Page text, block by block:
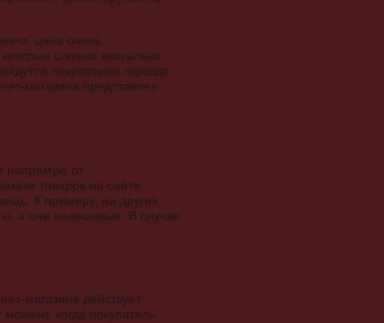
цена очень
сложно визуально
покупателю гораздо
магазина представлен
напрямую от
товаров на сайте
К примеру, на других
а они недешевые. В случае
магазине действует
когда покупатель